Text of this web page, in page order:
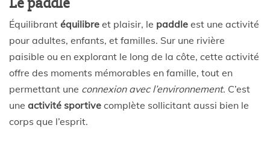
Équilibrant équilibre et plaisir, le paddle est une activité
pour adultes, enfants, et familles. Sur une rivière
paisible ou en explorant le long de la côte, cette activité
offre des moments mémorables en famille, tout en
permettant une connexion avec l’environnement. C’est
une activité sportive complète sollicitant aussi bien le
corps que l’esprit.